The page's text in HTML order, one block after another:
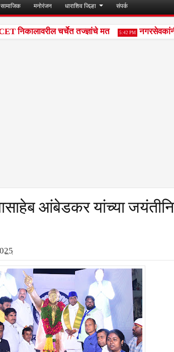
सामाजिक मनोरंजन धाराशिव जिल्हा संपर्क
चर्चेत तज्ज्ञांचे मत 5:42 PM नगरसेवकांनी
आंबेडकर यांच्या